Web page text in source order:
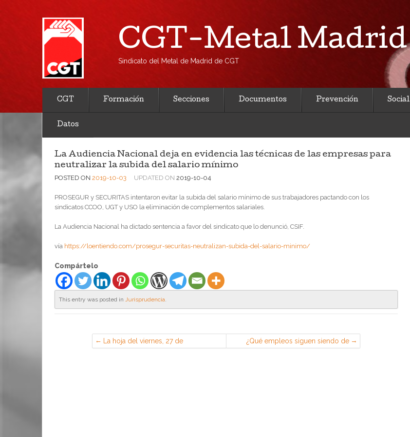
CGT-Metal Madrid
Sindicato del Metal de Madrid de CGT
CGT Formación Secciones Documentos Prevención Social
Datos
La Audiencia Nacional deja en evidencia las técnicas de las empresas para
neutralizar la subida del salario mínimo
POSTED ON 2019-10-03 UPDATED ON 2019-10-04
PROSEGUR y SECURITAS intentaron evitar la subida del salario mínimo de sus trabajadores pactando con los
sindicatos CCOO, UGT y USO la eliminación de complementos salariales.
La Audiencia Nacional ha dictado sentencia a favor del sindicato que lo denunció, CSIF.
vía https://loentiendo.com/prosegur-securitas-neutralizan-subida-del-salario-minimo/
Compártelo
This entry was posted in Jurisprudencia.
La hoja del viernes, 27 de
Septiembre de 2019 (Sección
¿Qué empleos siguen siendo de
hombres y de mujeres?